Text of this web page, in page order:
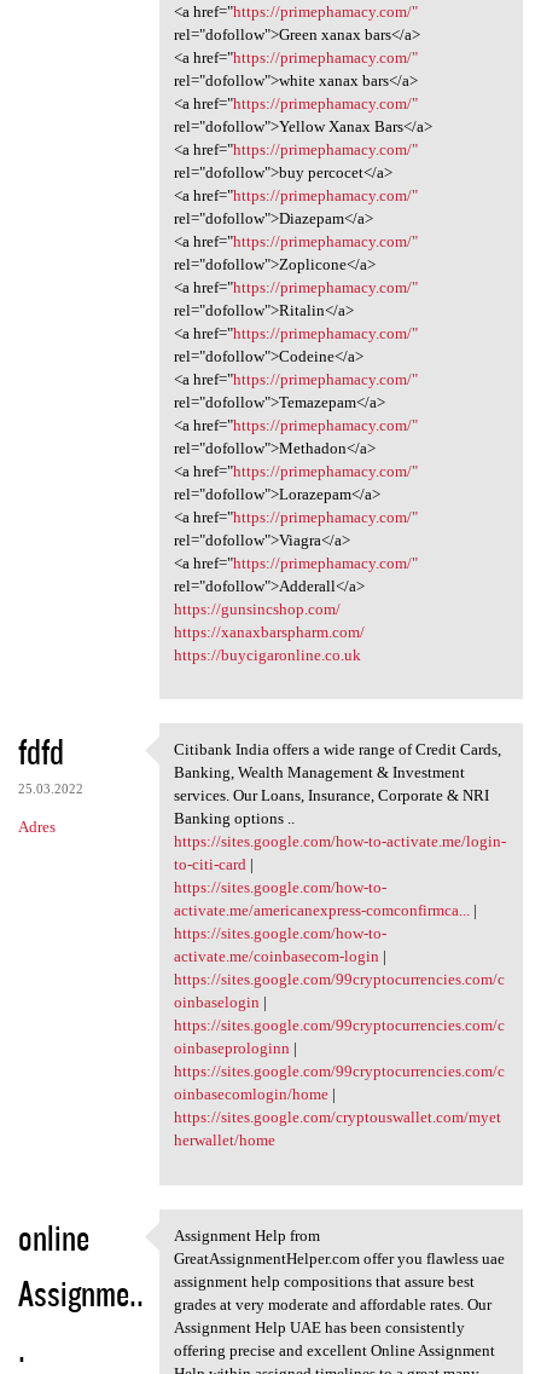
<a href="https://primephamacy.com/"
rel="dofollow">Green xanax bars</a>
<a href="https://primephamacy.com/"
rel="dofollow">white xanax bars</a>
<a href="https://primephamacy.com/"
rel="dofollow">Yellow Xanax Bars</a>
<a href="https://primephamacy.com/"
rel="dofollow">buy percocet</a>
<a href="https://primephamacy.com/"
rel="dofollow">Diazepam</a>
<a href="https://primephamacy.com/"
rel="dofollow">Zoplicone</a>
<a href="https://primephamacy.com/"
rel="dofollow">Ritalin</a>
<a href="https://primephamacy.com/"
rel="dofollow">Codeine</a>
<a href="https://primephamacy.com/"
rel="dofollow">Temazepam</a>
<a href="https://primephamacy.com/"
rel="dofollow">Methadon</a>
<a href="https://primephamacy.com/"
rel="dofollow">Lorazepam</a>
<a href="https://primephamacy.com/"
rel="dofollow">Viagra</a>
<a href="https://primephamacy.com/"
rel="dofollow">Adderall</a>
https://gunsincshop.com/
https://xanaxbarspharm.com/
https://buycigaronline.co.uk
fdfd
25.03.2022
Adres
Citibank India offers a wide
Citibank India offers a wide range of Credit Cards,
Banking, Wealth Management & Investment
services. Our Loans, Insurance, Corporate & NRI
Banking options ..
https://sites.google.com/how-to-activate.me/login-
to-citi-card|
https://sites.google.com/how-to-
activate.me/americanexpress-comconfirmca...|
https://sites.google.com/how-to-
activate.me/coinbasecom-login |
https://sites.google.com/99cryptocurrencies.com/c
oinbaselogin |
https://sites.google.com/99cryptocurrencies.com/c
oinbaseprologinn |
https://sites.google.com/99cryptocurrencies.com/c
oinbasecomlogin/home|
https://sites.google.com/cryptouswallet.com/myet
herwallet/home
online
Assignme..
.
Assignment Help from
Assignment Help from
GreatAssignmentHelper.com offer you flawless uae
assignment help compositions that assure best
grades at very moderate and affordable rates. Our
Assignment Help UAE has been consistently
offering precise and excellent Online Assignment